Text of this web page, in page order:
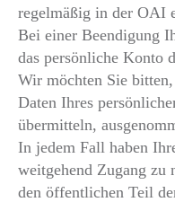
regelmäßig in der OAI
Bei einer Beendigung
das persönliche Konto
Wir möchten Sie
Daten Ihres
übermitteln,
In jedem Fall haben
weitgehend Zugang zu
den öffentlichen Teil